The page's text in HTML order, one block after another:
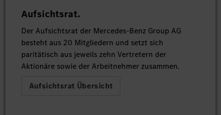
Aufsichtsrat.
Der Aufsichtsrat der Mercedes-Benz Group AG
besteht aus 20 Mitgliedern und setzt sich
paritätisch aus jeweils zehn Vertretern der
Aktionäre sowie der Arbeitnehmer zusammen.
Aufsichtsrat Übersicht